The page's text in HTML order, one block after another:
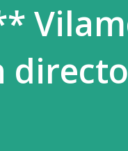
directo